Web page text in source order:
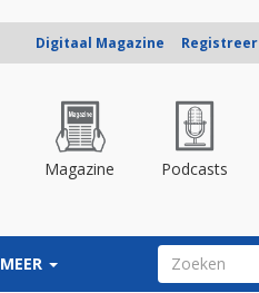
Digitaal Magazine Registreer
Magazine Podcasts
MEER ZOEKVELD